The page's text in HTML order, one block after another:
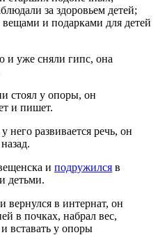
за здоровьем детей;
и подарками для детей
и уже сняли гипс, она
стоял у опоры, он
и пишет.
него развивается речь, он
и подружился в
детьми.
вернулся в интернат, он
в почках, набрал вес,
вставать у опоры